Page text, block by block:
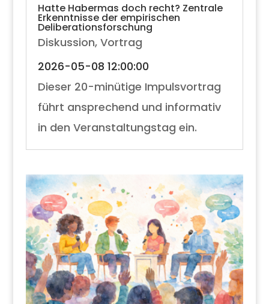
Hatte Habermas doch recht? Zentrale
Erkenntnisse der empirischen
Deliberationsforschung
Diskussion, Vortrag
2026-05-08 12:00:00
Dieser 20-minütige Impulsvortrag
führt ansprechend und informativ
in den Veranstaltungstag ein.